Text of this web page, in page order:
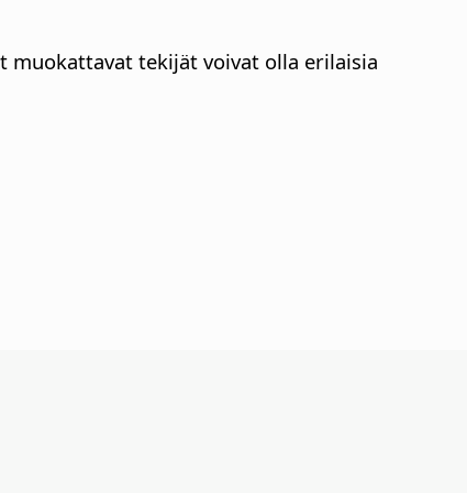
muokattavat tekijät voivat olla erilaisia